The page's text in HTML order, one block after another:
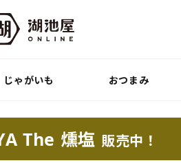
じゃがいも おつまみ
The 燻塩 販売中！